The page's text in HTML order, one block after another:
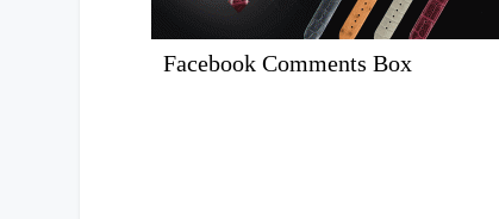
Facebook Comments Box